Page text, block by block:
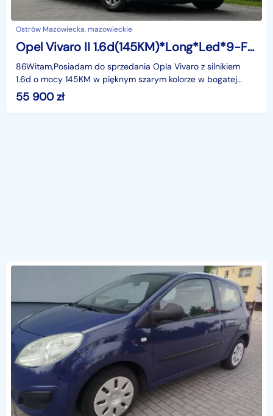
Ostrów Mazowiecka, mazowieckie
Opel Vivaro II 1.6d(145KM)*Long*Led*9-Foteli*Navi*Kamera*Klimatyzacja*I Właściciel*
86Witam,Posiadam do sprzedania Opla Vivaro z silnikiem
1.6d o mocy 145KM w pięknym szarym kolorze w bogatej
wersji wyposażenia i z rewelacyjnym Silnikiem. Bardz
55 900zł